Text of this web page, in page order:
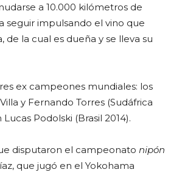
a 10.000 kilómetros de
seguir impulsando el vino que
de la cual es dueña y se lleva su
ex campeones mundiales: los
y Fernando Torres (Sudáfrica
Podolski (Brasil 2014).
disputaron el campeonato nipón
que jugó en el Yokohama